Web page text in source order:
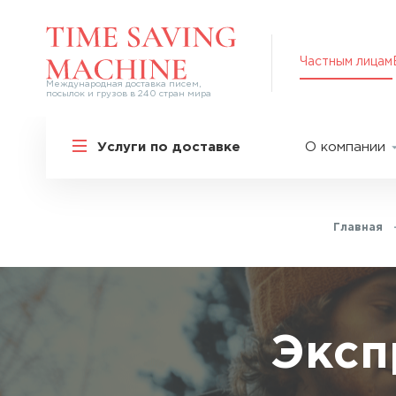
Международная доставка писем,
посылок и грузов в 240 стран мира
Частным лицам
Услуги по доставке
Международная доставка
Самые срочные тарифы
Дополнительные услуги
Популярные направления
О компании
Оплата
Упаковка
Главная